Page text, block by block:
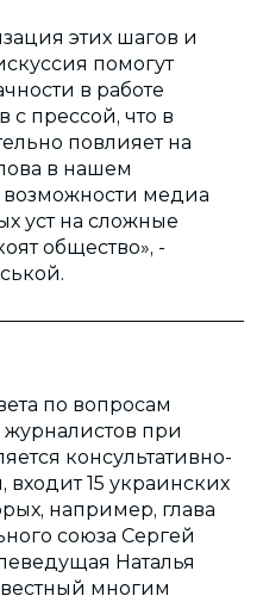
этих шагов и
помогут
в работе
с прессой, что в
повлияет на
в нашем
возможности медиа
уст на сложные
общество», -
по вопросам
при
консультативно-
15 украинских
например, глава
союза Сергей
Наталья
многим